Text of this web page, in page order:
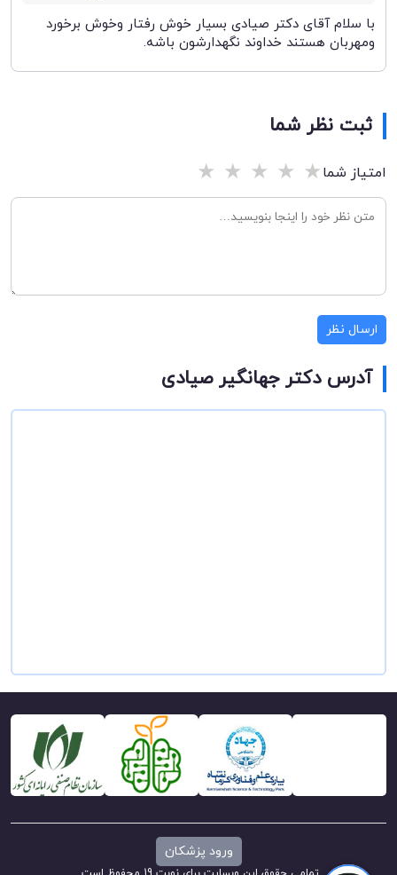
با سلام آقای دکتر صیادی بسیار خوش رفتار وخوش برخورد
ومهربان هستند خداوند نگهدارشون باشه.
ثبت نظر شما
امتیاز شما★
★
★
★
★
ارسال نظر
آدرس دکتر جهانگیر صیادی
ورود پزشکان